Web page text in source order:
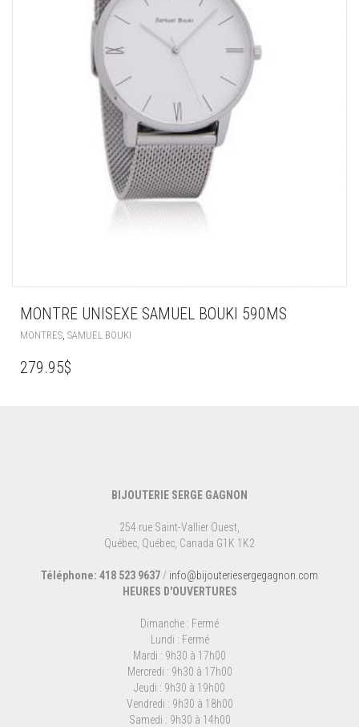
MONTRE UNISEXE SAMUEL BOUKI 590MS
MONTRES SAMUEL BOUKI
279.95$
BIJOUTERIE SERGE GAGNON
254 rue Saint-Vallier Ouest,
Québec, Québec, Canada G1K 1K2
Téléphone: 418 523 9637 / info@bijouteriesergegagnon.com
HEURES D'OUVERTURES
Dimanche : Fermé
Lundi : Fermé
Mardi : 9h30 à 17h00
Mercredi : 9h30 à 17h00
Jeudi : 9h30 à 19h00
Vendredi : 9h30 à 18h00
Samedi : 9h30 à 14h00